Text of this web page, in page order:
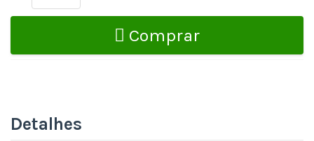
Comprar
Detalhes